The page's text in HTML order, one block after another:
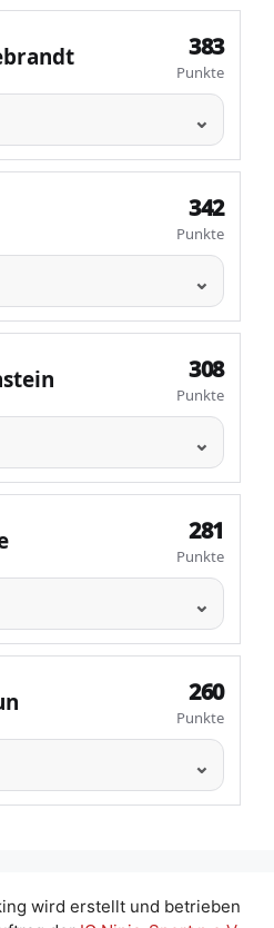
383
Punkte
342
Punkte
308
Punkte
281
Punkte
260
Punkte
wird erstellt und betrieben